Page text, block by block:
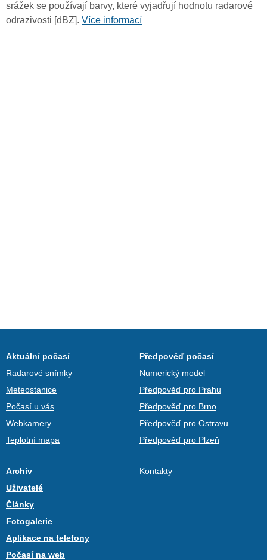
srážek se používají barvy, které vyjadřují hodnotu radarové
odrazivosti [dBZ]. Více informací
Aktuální počasí
Radarové snímky
Meteostanice
Počasí u vás
Webkamery
Teplotní mapa
Předpověď počasí
Numerický model
Předpověď pro Prahu
Předpověď pro Brno
Předpověď pro Ostravu
Předpověď pro Plzeň
Archiv
Uživatelé
Články
Fotogalerie
Aplikace na telefony
Počasí na web
Kontakty